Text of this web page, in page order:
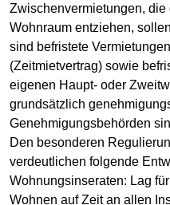
Zwischenvermietungen, die
Wohnraum entziehen,
sind befristete
(Zeitmietvertrag) sowie
eigenen Haupt- oder
grundsätzlich
Genehmigungsbehörden
Den besonderen
verdeutlichen folgende
Wohnungsinseraten: Lag
Wohnen auf Zeit an allen